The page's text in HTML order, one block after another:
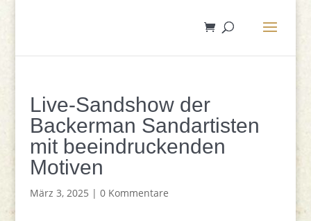
Live-Sandshow der
Backerman Sandartisten
mit beeindruckenden
Motiven
März 3, 2025 | 0 Kommentare